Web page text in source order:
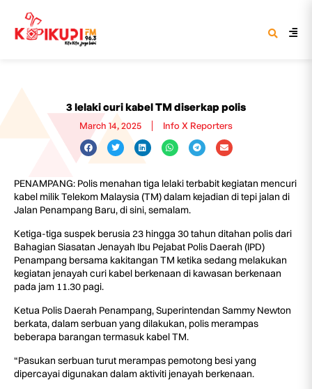
3 lelaki curi kabel TM diserkap polis
March 14, 2025 Info X Reporters
PENAMPANG: Polis menahan tiga lelaki terbabit kegiatan mencuri
kabel milik Telekom Malaysia (TM) dalam kejadian di tepi jalan di
Jalan Penampang Baru, di sini, semalam.
Ketiga-tiga suspek berusia 23 hingga 30 tahun ditahan polis dari
Bahagian Siasatan Jenayah Ibu Pejabat Polis Daerah (IPD)
Penampang bersama kakitangan TM ketika sedang melakukan
kegiatan jenayah curi kabel berkenaan di kawasan berkenaan
pada jam 11.30 pagi.
Ketua Polis Daerah Penampang, Superintendan Sammy Newton
berkata, dalam serbuan yang dilakukan, polis merampas
beberapa barangan termasuk kabel TM.
“Pasukan serbuan turut merampas pemotong besi yang
dipercayai digunakan dalam aktiviti jenayah berkenaan.